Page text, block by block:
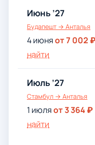
Июнь ’27
Будапешт → Анталья
4 июняот 7 002
найти
Июль ’27
Стамбул → Анталья
1 июляот 3 364 ₽
найти